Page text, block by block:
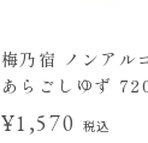
梅乃宿 ノンアル
あらごしゆず
¥1,570 税込